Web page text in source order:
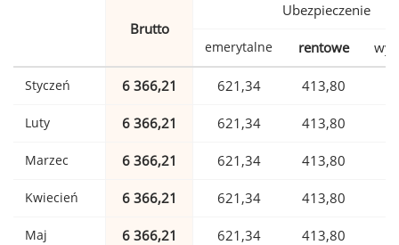
Brutto
Ubezpieczenie
emerytalne rentowe
Styczeń 6 366,21 621,34 413,80
Luty 6 366,21 621,34 413,80
Marzec 6 366,21 621,34 413,80
Kwiecień 6 366,21 621,34 413,80
Maj 6 366,21 621,34 413,80